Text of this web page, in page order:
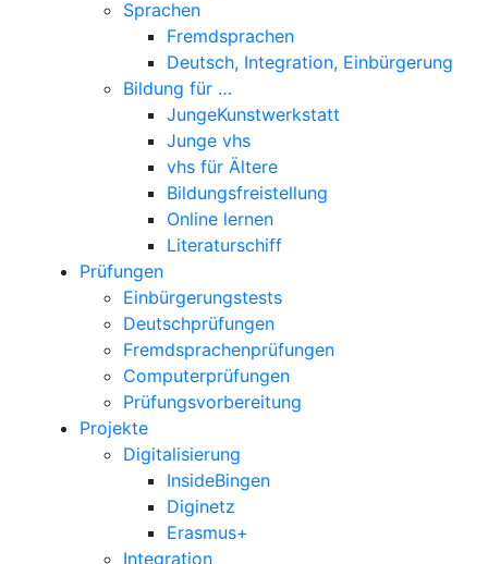
Sprachen
Fremdsprachen
Deutsch, Integration, Einbürgerung
Bildung für …
JungeKunstwerkstatt
Junge vhs
vhs für Ältere
Bildungsfreistellung
Online lernen
Literaturschiff
Prüfungen
Einbürgerungstests
Deutschprüfungen
Fremdsprachenprüfungen
Computerprüfungen
Prüfungsvorbereitung
Projekte
Digitalisierung
InsideBingen
Diginetz
Erasmus+
Integration